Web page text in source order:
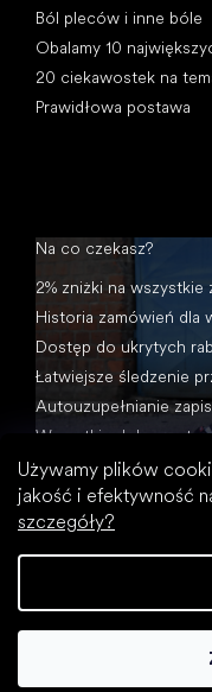
Używamy plików
jakość i efektywność
szczegóły?
Ból pleców i inne bóle
Obalamy 10
20 ciekawostek na
Prawidłowa postawa
Na co czekasz?
2% zniżki na wszystkie
Historia zamówień dla
Dostęp do ukrytych
Łatwiejsze śledzenie
Autouzupełnianie
Wszystkie dokumenty